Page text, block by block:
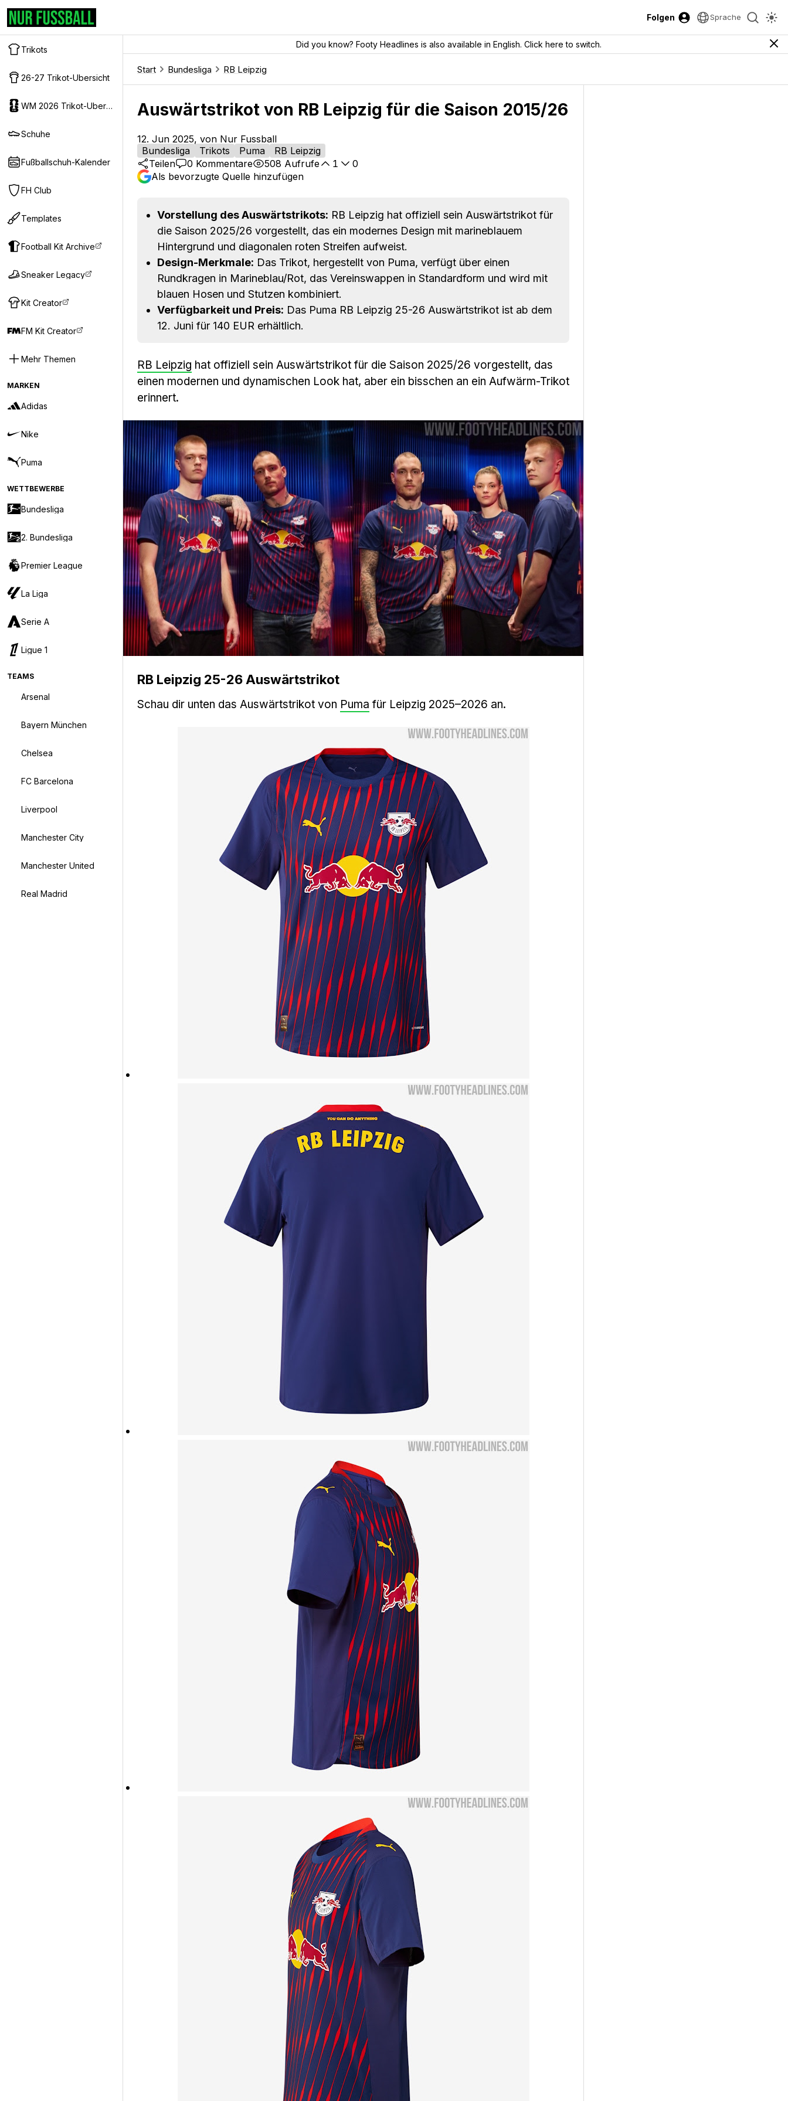
Folgen Sprache
Trikots
26-27 Trikot-Ubersicht
WM 2026 Trikot-Ubersicht
Schuhe
Fußballschuh-Kalender
FH Club
Templates
Football Kit Archive
Sneaker Legacy
Kit Creator
FM Kit Creator
Mehr Themen
MARKEN
Adidas
Nike
Puma
WETTBEWERBE
Bundesliga
2. Bundesliga
Premier League
La Liga
Serie A
Ligue 1
TEAMS
Arsenal
Bayern München
Chelsea
FC Barcelona
Liverpool
Manchester City
Manchester United
Real Madrid
Did you know? Footy Headlines is also available in English. Click here to switch.
Start Bundesliga RB Leipzig
Auswärtstrikot von RB Leipzig für die Saison 2015/26
12. Jun 2025, von Nur Fussball
Bundesliga
Trikots Puma
RB Leipzig
Teilen
0 Kommentare 508 Aufrufe 1
0
Als bevorzugte Quelle hinzufügen
Vorstellung des Auswärtstrikots: RB Leipzig hat offiziell sein Auswärtstrikot für
die Saison 2025/26 vorgestellt, das ein modernes Design mit marineblauem
Hintergrund und diagonalen roten Streifen aufweist.
Design-Merkmale: Das Trikot, hergestellt von Puma, verfügt über einen
Rundkragen in Marineblau/Rot, das Vereinswappen in Standardform und wird mit
blauen Hosen und Stutzen kombiniert.
Verfügbarkeit und Preis: Das Puma RB Leipzig 25-26 Auswärtstrikot ist ab dem
12. Juni für 140 EUR erhältlich.
RB Leipzig hat offiziell sein Auswärtstrikot für die Saison 2025/26 vorgestellt, das
einen modernen und dynamischen Look hat, aber ein bisschen an ein Aufwärm-Trikot
erinnert.
RB Leipzig 25-26 Auswärtstrikot
Schau dir unten das Auswärtstrikot von Puma für Leipzig 2025–2026 an.